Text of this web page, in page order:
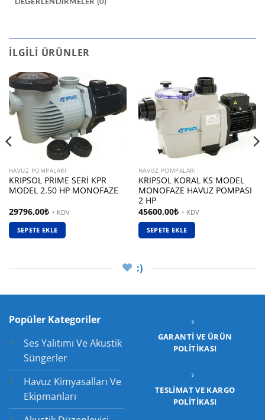
İLGILI ÜRÜNLER
HAVUZ POMPALARI
KRIPSOL PRIME SERİ KPR
MODEL 2.50 HP MONOFAZE
29796,00₺ + KDV
SEPETE EKLE
HAVUZ POMPALARI
KRIPSOL KORAL KS MODEL
MONOFAZE HAVUZ POMPASI
2 HP
45600,00₺ + KDV
SEPETE EKLE
:)
Popüler Kategoriler
Ses Yalıtımı Ve Akustik
Süngerler
Havuz Kimyasalları Ve
Ekipmanları
GARANTI VE ÜRÜN
POLITIKASI
TESLIMAT VE KARGO
POLITIKASI